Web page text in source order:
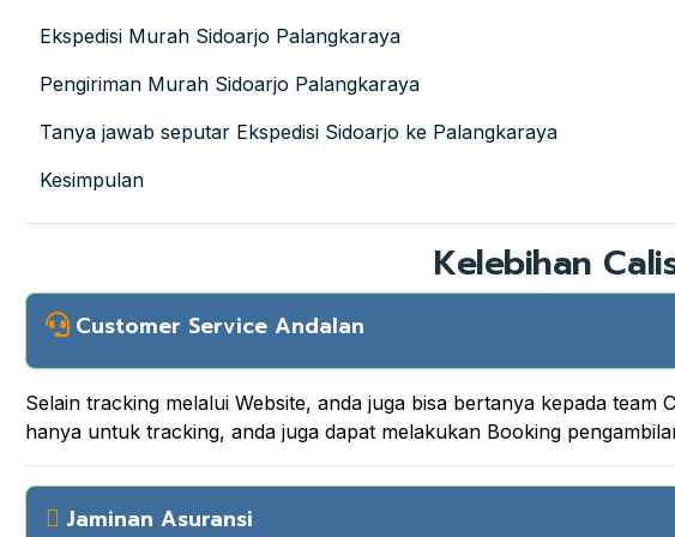
Ekspedisi Murah Sidoarjo Palangkaraya
Pengiriman Murah Sidoarjo Palangkaraya
Tanya jawab seputar Ekspedisi Sidoarjo ke Palangkaraya
Kesimpulan
Kelebihan
Customer Service Andalan
Selain tracking melalui Website, anda juga bisa bertanya kepada
hanya untuk tracking, anda juga dapat melakukan Booking
Jaminan Asuransi